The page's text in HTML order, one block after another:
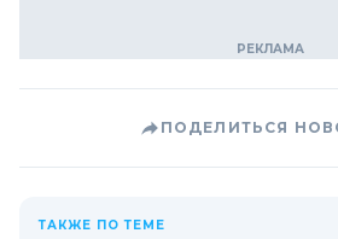
ПОДЕЛИТЬСЯ
ТАКЖЕ ПО ТЕМЕ